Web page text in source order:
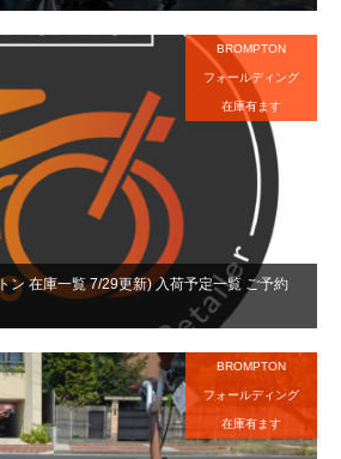
ン 在庫一覧 7/29更新) 入荷予定一覧 ご予約
BROMPTON
フォールディング
在庫有ます
BROMPTON
フォールディング
在庫有ます